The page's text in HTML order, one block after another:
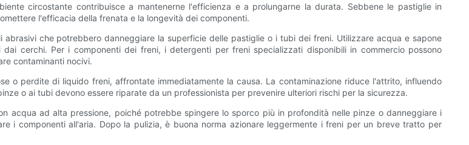
circostante contribuisce a mantenerne l'efficienza e a prolungarne la durata. Sebbene le pastiglie in
l'efficacia della frenata e la longevità dei componenti.
che potrebbero danneggiare la superficie delle pastiglie o i tubi dei freni. Utilizzare acqua e sapone
cerchi. Per i componenti dei freni, i detergenti per freni specializzati disponibili in commercio possono
contaminanti nocivi.
o perdite di liquido freni, affrontate immediatamente la causa. La contaminazione riduce l'attrito, influendo
o ai tubi devono essere riparate da un professionista per prevenire ulteriori rischi per la sicurezza.
acqua ad alta pressione, poiché potrebbe spingere lo sporco più in profondità nelle pinze o danneggiare i
i componenti all'aria. Dopo la pulizia, è buona norma azionare leggermente i freni per un breve tratto per